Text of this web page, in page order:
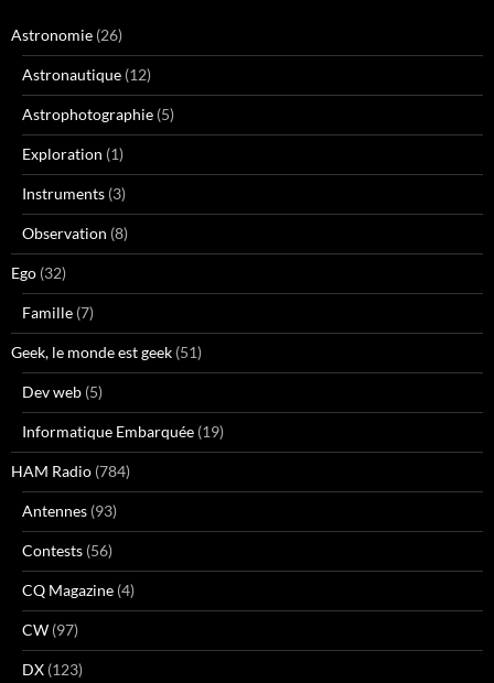
Astronomie (26)
Astronautique (12)
Astrophotographie (5)
Exploration (1)
Instruments (3)
Observation (8)
Ego (32)
Famille (7)
Geek, le monde est geek (51)
Dev web (5)
Informatique Embarquée (19)
HAM Radio (784)
Antennes (93)
Contests (56)
CQ Magazine (4)
CW (97)
DX (123)